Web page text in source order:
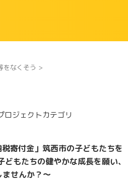
をなくそう >
ロジェクトカテゴリ
寄付金」筑西市の子どもたちを
もたちの健やかな成長を願い、
せんか？～